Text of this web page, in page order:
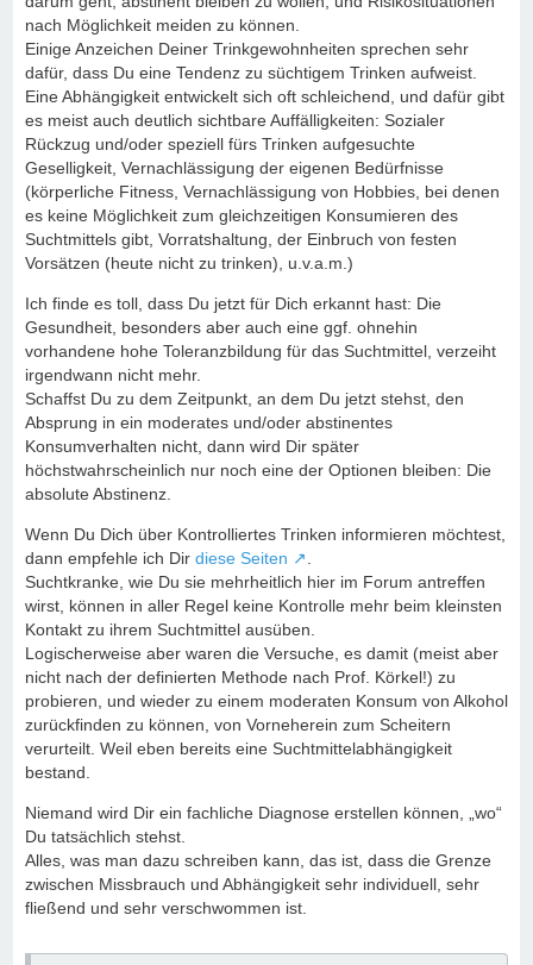
nach Möglichkeit meiden zu können.
Einige Anzeichen Deiner Trinkgewohnheiten sprechen sehr
dafür, dass Du eine Tendenz zu süchtigem Trinken aufweist.
Eine Abhängigkeit entwickelt sich oft schleichend, und dafür gibt
es meist auch deutlich sichtbare Auffälligkeiten: Sozialer
Rückzug und/oder speziell fürs Trinken aufgesuchte
Geselligkeit, Vernachlässigung der eigenen Bedürfnisse
(körperliche Fitness, Vernachlässigung von Hobbies, bei denen
es keine Möglichkeit zum gleichzeitigen Konsumieren des
Suchtmittels gibt, Vorratshaltung, der Einbruch von festen
Vorsätzen (heute nicht zu trinken), u.v.a.m.)
Ich finde es toll, dass Du jetzt für Dich erkannt hast: Die
Gesundheit, besonders aber auch eine ggf. ohnehin
vorhandene hohe Toleranzbildung für das Suchtmittel, verzeiht
irgendwann nicht mehr.
Schaffst Du zu dem Zeitpunkt, an dem Du jetzt stehst, den
Absprung in ein moderates und/oder abstinentes
Konsumverhalten nicht, dann wird Dir später
höchstwahrscheinlich nur noch eine der Optionen bleiben: Die
absolute Abstinenz.
Wenn Du Dich über Kontrolliertes Trinken informieren möchtest,
dann empfehle ich Dir diese Seiten
Suchtkranke, wie Du sie mehrheitlich hier im Forum antreffen
wirst, können in aller Regel keine Kontrolle mehr beim kleinsten
Kontakt zu ihrem Suchtmittel ausüben.
Logischerweise aber waren die Versuche, es damit (meist aber
nicht nach der definierten Methode nach Prof. Körkel!) zu
probieren, und wieder zu einem moderaten Konsum von Alkohol
zurückfinden zu können, von Vorneherein zum Scheitern
verurteilt. Weil eben bereits eine Suchtmittelabhängigkeit
bestand.
Niemand wird Dir ein fachliche Diagnose erstellen können, „wo“
Du tatsächlich stehst.
Alles, was man dazu schreiben kann, das ist, dass die Grenze
zwischen Missbrauch und Abhängigkeit sehr individuell, sehr
fließend und sehr verschwommen ist.